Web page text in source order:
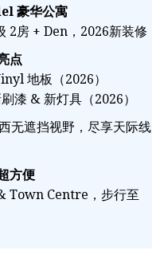
豪华公寓
2房 + Den，2026新装修
点
地板（2026）
漆 & 新灯具（2026）
无遮挡视野，尽享天际线
方便
Town Centre，步行至